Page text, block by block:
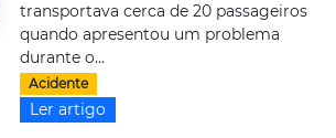
transportava cerca de 20 passageiros
quando apresentou um problema
durante o...
Acidente
Ler artigo